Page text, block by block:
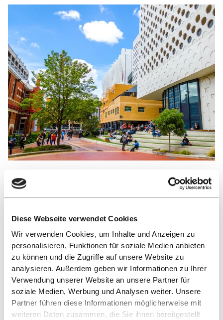
Diese Webseite verwendet Cookies
Wir verwenden Cookies, um Inhalte und Anzeigen zu
personalisieren, Funktionen für soziale Medien anbieten
zu können und die Zugriffe auf unsere Website zu
analysieren. Außerdem geben wir Informationen zu Ihrer
Verwendung unserer Website an unsere Partner für
soziale Medien, Werbung und Analysen weiter. Unsere
Partner führen diese Informationen möglicherweise mit
weiteren Daten zusammen, die Sie ihnen bereitgestellt
AUSTRALIEN, MELBOURNE
Swinburne University of Technology